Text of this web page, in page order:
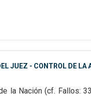
JUEZ - CONTROL DE
la Nación (cf. Fallos: